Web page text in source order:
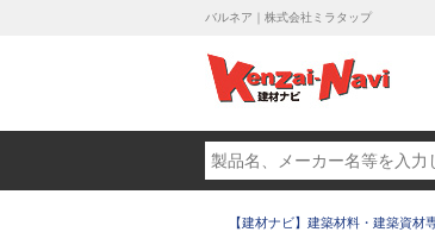
バルネア｜株式会社ミラタップ
【建材ナビ】建築材料・建築資材